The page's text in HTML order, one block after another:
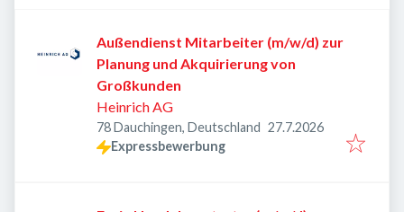
Außendienst Mitarbeiter (m/w/d) zur
Planung und Akquirierung von
Großkunden
Heinrich AG
78 Dauchingen, Deutschland Veröffentlicht
27.7.2026
Expressbewerbung